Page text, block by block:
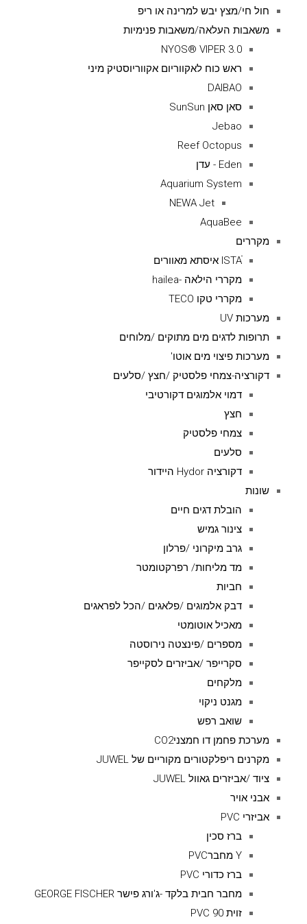
חול חי/מצץ יבש למרינה או ריפ
משאבות העלאה/משאבות פנימיות
NYOS® VIPER 3.0
ראש כוח לאקווריום אקווריוסטיק מיני
DAIBAO
סאן סאן SunSun
Jebao
Reef Octopus
Eden - עדן
Aquarium System
NEWA Jet
AquaBee
מקררים
ISTAׁׂ איסתא מאוורים
מקררי הילאה -hailea
מקררי טקו TECO
מערכות UV
תרופות לדגים מים מתוקים /מלוחים
מערכות פיצוי מים אוטו'
דקורציה-צמחי פלסטיק /חצץ /סלעים
דמוי אלמוגים דקורטיבי
חצץ
צמחי פלסטיק
סלעים
דקורציה Hydor היידור
שונות
הובלת דגים חיים
צינור גמיש
גרב מיקרוני /פרלון
מד מליחות/ רפרקטומטר
חביות
דבק אלמוגים /פלאגים /הכל לפראגים
מאכיל אוטומטי
מספרים /פינצטה נירוסטה
סקרייפר /אביזרים לסקייפר
מלקחים
מגנט ניקוי
שואב רפש
מערכת פחמן דו חמצניCO2
מקרנים ריפלקטורים מקוריים של JUWEL
ציוד /אביזרים גאוול JUWEL
אבני אויר
אביזרי PVC
ברז סכין
Y מחברPVC
ברז כדורי PVC
מחבר חבית בלקד -ג'ורג פישר GEORGE FISCHER
זוית 90 PVC